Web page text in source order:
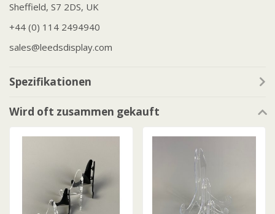
Sheffield, S7 2DS, UK
+44 (0) 114 2494940
sales@leedsdisplay.com
Spezifikationen
Wird oft zusammen gekauft